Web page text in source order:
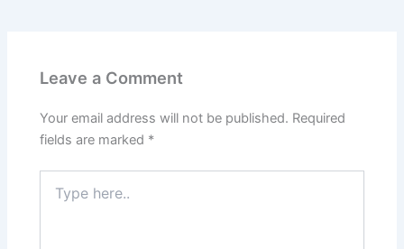
Leave a Comment
Your email address will not be published. Required
fields are marked *
here..